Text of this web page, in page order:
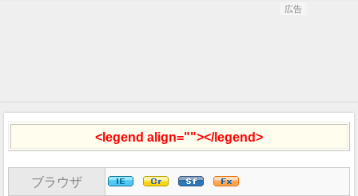
広告
<legend align=""></legend>
ブラウザ